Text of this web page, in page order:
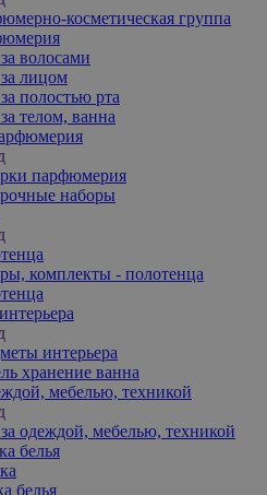
косметическая группа
волосами
лицом
полостью рта
телом, ванна
парфюмерия
наборы
комплекты - полотенца
интерьера
хранение ванна
мебелью, техникой
одеждой, мебелью, техникой
белья
белья